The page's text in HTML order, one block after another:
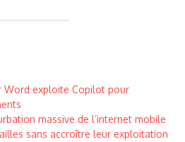
Word exploite Copilot pour
massive de l’internet mobile
sans accroître leur exploitation